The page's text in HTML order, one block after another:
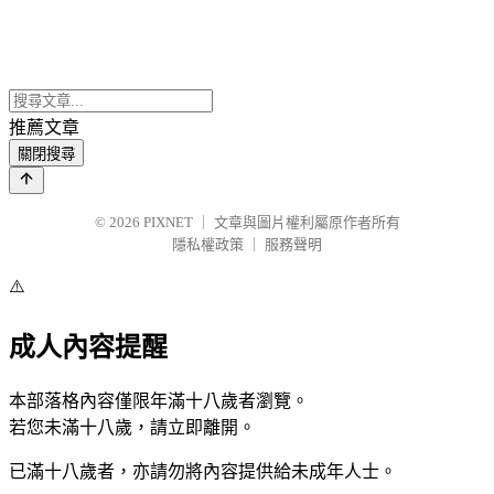
推薦文章
關閉搜尋
© 2026 PIXNET
文章與圖片權利屬原作者所有
隱私權政策
服務聲明
⚠️
成人內容提醒
本部落格內容僅限年滿十八歲者瀏覽。
若您未滿十八歲，請立即離開。
已滿十八歲者，亦請勿將內容提供給未成年人士。